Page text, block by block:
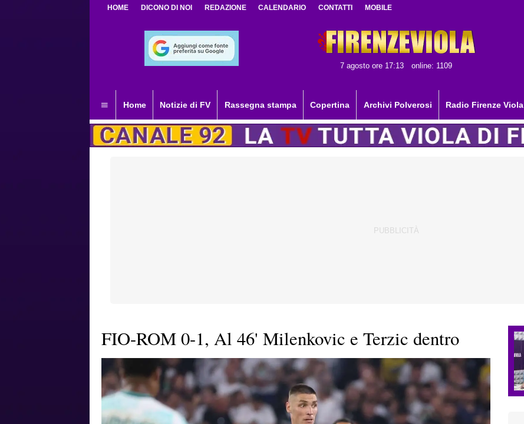
HOME DICONO DI NOI REDAZIONE CALENDARIO CONTATTI MOBILE
7 agosto ore 17:13 online: 1109
Home Notizie di FV Rassegna stampa Copertina Archivi Polverosi Radio Firenze Viola
FIO-ROM 0-1, Al 46' Milenkovic e Terzic dentro